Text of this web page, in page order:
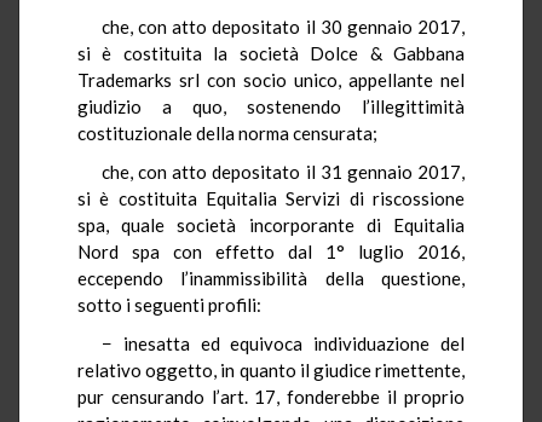
che, con atto depositato il 30 gennaio 2017,
si è costituita la società Dolce & Gabbana
Trademarks srl con socio unico, appellante nel
giudizio a quo, sostenendo l’illegittimità
costituzionale della norma censurata;
che, con atto depositato il 31 gennaio 2017,
si è costituita Equitalia Servizi di riscossione
spa, quale società incorporante di Equitalia
Nord spa con effetto dal 1° luglio 2016,
eccependo l’inammissibilità della questione,
sotto i seguenti profili:
− inesatta ed equivoca individuazione del
relativo oggetto, in quanto il giudice rimettente,
pur censurando l’art. 17, fonderebbe il proprio